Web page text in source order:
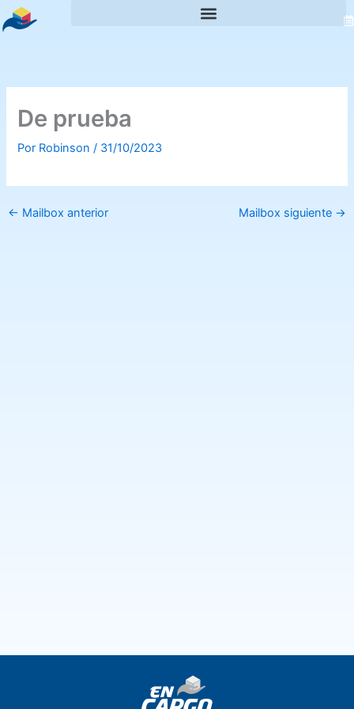
al
De prueba
Por Robinson/ 31/10/2023
← Mailbox anterior Mailbox siguiente →